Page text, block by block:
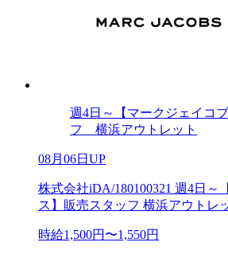
週4日～【マークジェイコ
フ 横浜アウトレット
08月06日UP
株式会社iDA/180100321 週4日～
ス】販売スタッフ 横浜アウトレ
時給1,500円〜1,550円